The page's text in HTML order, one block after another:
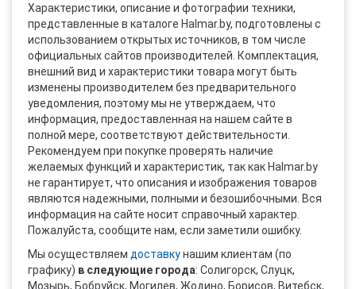
Характеристики, описание и фотографии техники,
представленные в каталоге Halmar.by, подготовлены с
использованием открытых источников, в том числе
официальных сайтов производителей. Комплектация,
внешний вид и характеристики товара могут быть
изменены производителем без предварительного
уведомления, поэтому мы не утверждаем, что
информация, предоставленная на нашем сайте в
полной мере, соответствуют действительности.
Рекомендуем при покупке проверять наличие
желаемых функций и характеристик, так как Halmar.by
не гарантирует, что описания и изображения товаров
являются надежными, полными и безошибочными. Вся
информация на сайте носит справочный характер.
Пожалуйста, сообщите нам, если заметили ошибку.
Мы осуществляем доставкунашим клиентам (по
графику) в следующие города: Солигорск, Слуцк,
Мозырь, Бобруйск, Могилев, Жодино, Борисов, Витебск,